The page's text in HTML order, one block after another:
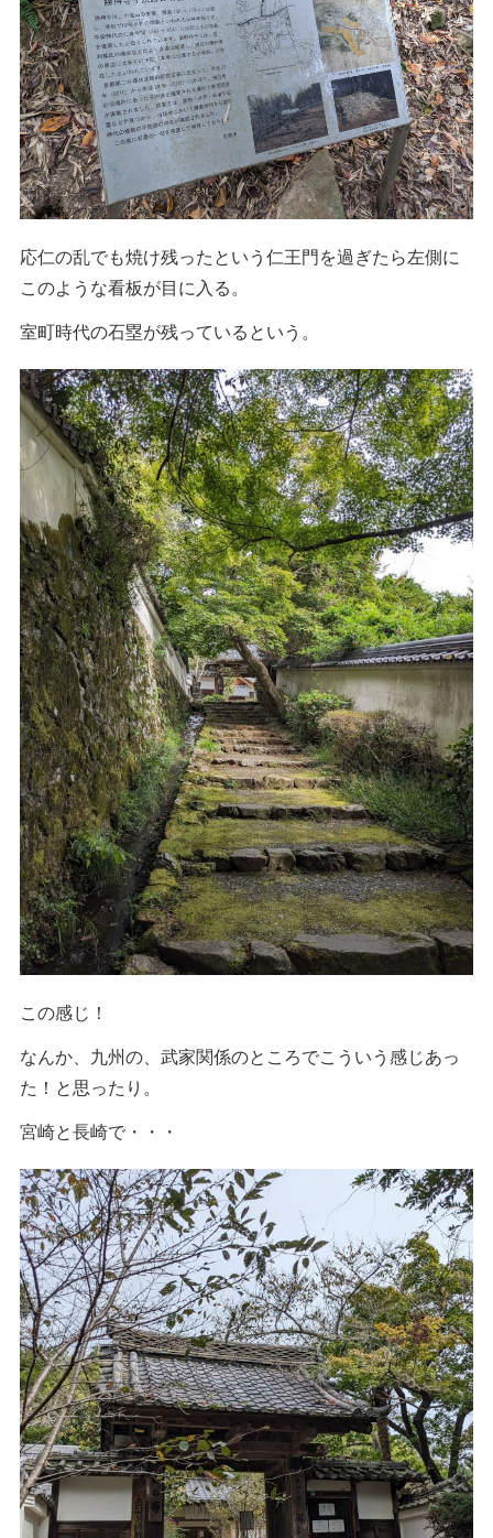
応仁の乱でも焼け残ったという仁王門を過ぎたら左側に
このような看板が目に入る。
室町時代の石塁が残っているという。
この感じ！
なんか、九州の、武家関係のところでこういう感じあっ
た！と思ったり。
宮崎と長崎で・・・